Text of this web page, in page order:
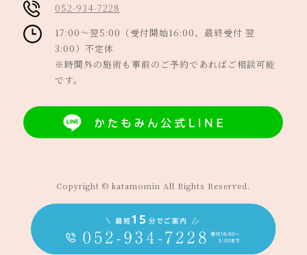
052-934-7228
17:00～翌5:00（受付開始16:00、最終受付 翌
3:00）不定休
※時間外の施術も事前のご予約であればご相談可能
です。
Copyright © katamomin All Rights Reserved.